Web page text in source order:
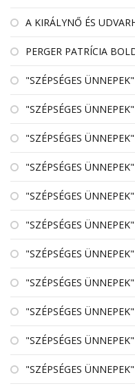
A KIRÁLYNŐ ÉS
PERGER PATRÍCIA
"SZÉPSÉGES
"SZÉPSÉGES
"SZÉPSÉGES
"SZÉPSÉGES
"SZÉPSÉGES
"SZÉPSÉGES
"SZÉPSÉGES
"SZÉPSÉGES
"SZÉPSÉGES
"SZÉPSÉGES
"SZÉPSÉGES